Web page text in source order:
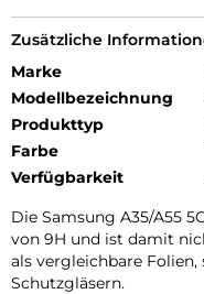
Zusätzliche
Marke
Modellbezeichnung
Produkttyp
Farbe
Verfügbarkeit
Die Samsung A35/A55
von 9H und ist damit
als vergleichbare
Schutzgläsern.